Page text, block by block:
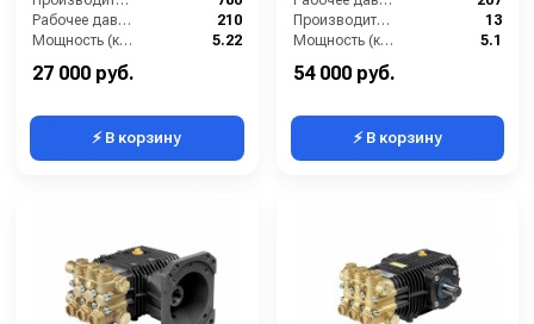
Рабочее давление (бар):
210
Мощность (кВт):
5.22
Обороты двигателя (об/мин):
27 000 руб.
⚡ В корзину
Производительность (л/мин):
13
Мощность (кВт):
5.1
Обороты двигателя (об/мин):
54 000 руб.
⚡ В корзину